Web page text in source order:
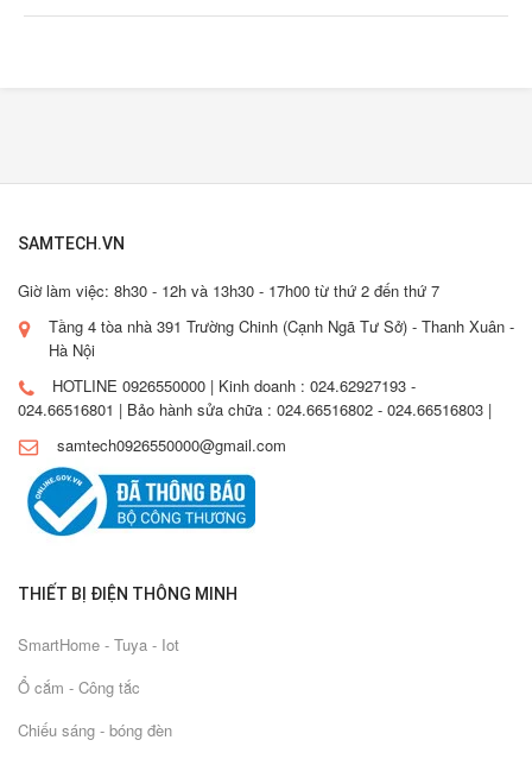
SAMTECH.VN
Giờ làm việc: 8h30 - 12h và 13h30 - 17h00 từ thứ 2 đến thứ 7
Tầng 4 tòa nhà 391 Trường Chinh (Cạnh Ngã Tư Sở) - Thanh Xuân -
Hà Nội
HOTLINE 0926550000 | Kinh doanh : 024.62927193 -
024.66516801 | Bảo hành sửa chữa : 024.66516802 - 024.66516803 |
samtech0926550000@gmail.com
THIẾT BỊ ĐIỆN THÔNG MINH
SmartHome - Tuya - Iot
Ổ cắm - Công tắc
Chiếu sáng - bóng đèn